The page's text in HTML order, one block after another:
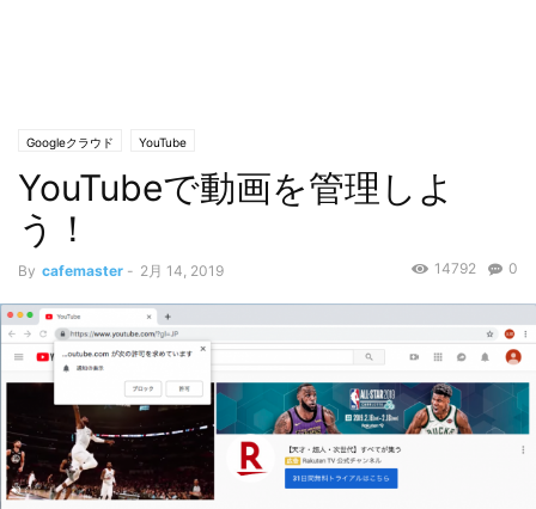
Googleクラウド YouTube
YouTubeで動画を管理しよ
う！
By cafemaster - 2月 14, 2019 0
14792